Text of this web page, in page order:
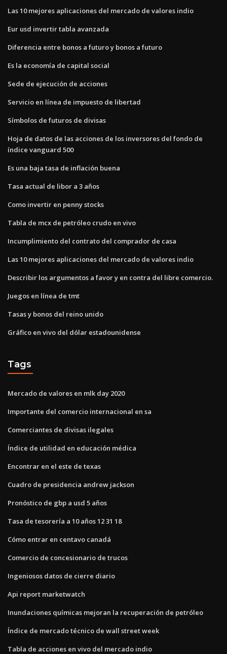
Las 10 mejores aplicaciones del mercado de valores indio
Eur usd invertir tabla avanzada
Diferencia entre bonos a futuro y bonos a futuro
Es la economía de capital social
Sede de ejecución de acciones
Servicio en línea de impuesto de libertad
Símbolos de futuros de divisas
Hoja de datos de las acciones de los inversores del fondo de
índice vanguard 500
Es una baja tasa de inflación buena
Tasa actual de libor a 3 años
Como invertir en penny stocks
Tabla de mcx de petróleo crudo en vivo
Incumplimiento del contrato del comprador de casa
Las 10 mejores aplicaciones del mercado de valores indio
Describir los argumentos a favor y en contra del libre comercio.
Juegos en línea de tmt
Tasas y bonos del reino unido
Gráfico en vivo del dólar estadounidense
Tags
Mercado de valores en mlk day 2020
Importante del comercio internacional en sa
Comerciantes de divisas ilegales
Índice de utilidad en educación médica
Encontrar en el este de texas
Cuadro de presidencia andrew jackson
Pronóstico de gbp a usd 5 años
Tasa de tesorería a 10 años 12 31 18
Cómo entrar en centavo canadá
Comercio de concesionario de trucos
Ingeniosos datos de cierre diario
Api report marketwatch
Inundaciones químicas mejoran la recuperación de petróleo
Índice de mercado técnico de wall street week
Tabla de acciones en vivo del mercado indio